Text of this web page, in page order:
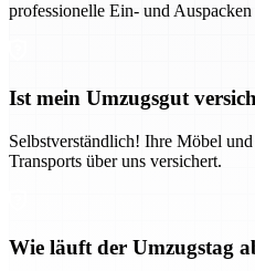
professionelle Ein- und
Ist mein Umzugsgut
Selbstverständlich! Ihre Möbel
Transports über uns versichert.
Wie läuft der Umzugstag